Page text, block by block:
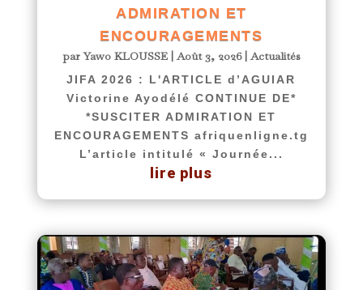
ADMIRATION ET
ENCOURAGEMENTS
parYawo KLOUSSE|Août 3, 2026|Actualités
JIFA 2026 : L'ARTICLE d’AGUIAR
Victorine Ayodélé CONTINUE DE*
*SUSCITER ADMIRATION ET
ENCOURAGEMENTS afriquenligne.tg
L’article intitulé « Journée...
lire plus